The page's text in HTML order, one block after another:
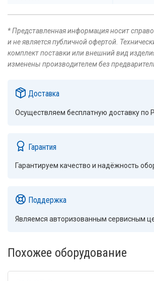
* Представленная информация носит
и не является публичной офертой.
комплект поставки или внешний вид
изменены производителем без
Доставка
Осуществляем бесплатную доставку по
Гарантия
Гарантируем качество и надёжность
Поддержка
Являемся авторизованным сервисным
Похожее оборудование